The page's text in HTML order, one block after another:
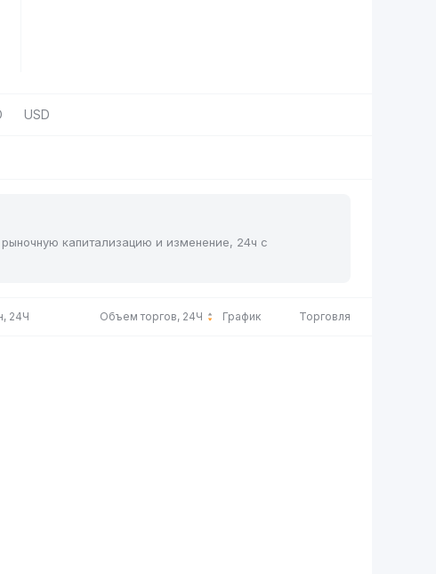
USD
капитализацию и изменение, 24ч с
24Ч Объем торгов, 24Ч График Торговля